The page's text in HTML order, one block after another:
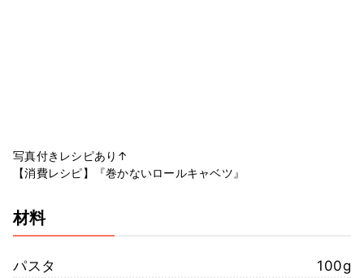
写真付きレシピあり↑
【消費レシピ】『巻かないロールキャベツ』
材料
パスタ
100g